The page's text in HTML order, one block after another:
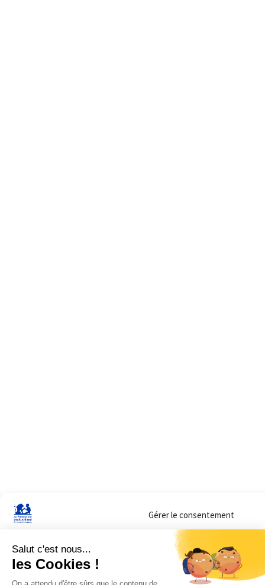
Gérer le consentement
Sur ce site, nous utilisons des cookies pour mesurer notre audience et vous
lorsque vous y consentez. Vous pouvez sélectionner ceux que vous autorisez
navigation.